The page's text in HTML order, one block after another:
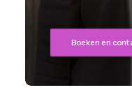
Boeken en